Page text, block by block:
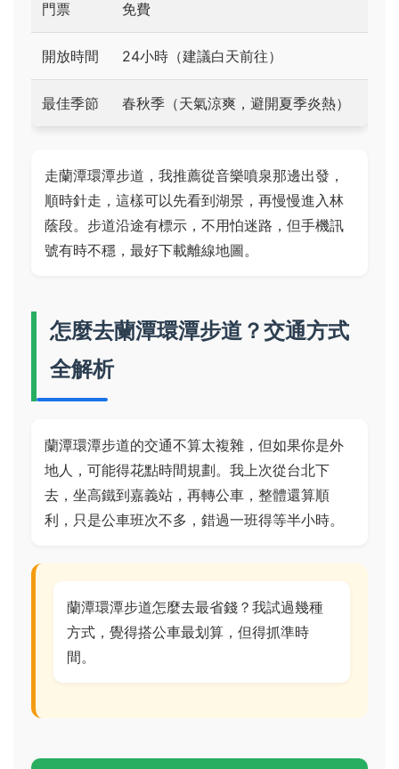
門票 免費
開放時間 24小時（建議白天前往）
最佳季節 春秋季（天氣涼爽，避開夏季炎熱）
走蘭潭環潭步道，我推薦從音樂噴泉那邊出發，
順時針走，這樣可以先看到湖景，再慢慢進入林
蔭段。步道沿途有標示，不用怕迷路，但手機訊
號有時不穩，最好下載離線地圖。
怎麼去蘭潭環潭步道？交通方式
全解析
蘭潭環潭步道的交通不算太複雜，但如果你是外
地人，可能得花點時間規劃。我上次從台北下
去，坐高鐵到嘉義站，再轉公車，整體還算順
利，只是公車班次不多，錯過一班得等半小時。
蘭潭環潭步道怎麼去最省錢？我試過幾種
方式，覺得搭公車最划算，但得抓準時
間。